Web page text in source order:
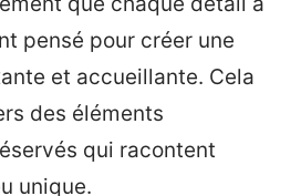
pensé pour créer une
et accueillante. Cela
des éléments
qui racontent
unique.